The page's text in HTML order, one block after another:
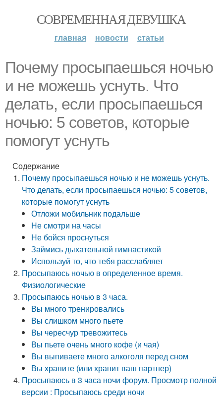
СОВРЕМЕННАЯ ДЕВУШКА
главная новости статьи
Почему просыпаешься ночью
и не можешь уснуть. Что
делать, если просыпаешься
ночью: 5 советов, которые
помогут уснуть
Содержание
Почему просыпаешься ночью и не можешь уснуть.
Что делать, если просыпаешься ночью: 5 советов,
которые помогут уснуть
Отложи мобильник подальше
Не смотри на часы
Не бойся проснуться
Займись дыхательной гимнастикой
Используй то, что тебя расслабляет
Просыпаюсь ночью в определенное время.
Физиологические
Просыпаюсь ночью в 3 часа.
Вы много тренировались
Вы слишком много пьете
Вы чересчур тревожитесь
Вы пьете очень много кофе (и чая)
Вы выпиваете много алкоголя перед сном
Вы храпите (или храпит ваш партнер)
Просыпаюсь в 3 часа ночи форум. Просмотр полной
версии : Просыпаюсь среди ночи